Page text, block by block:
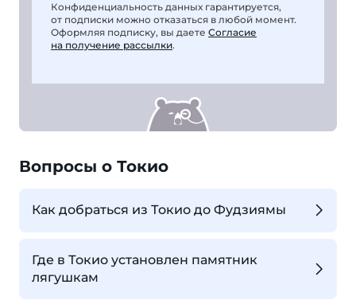
Конфиденциальность данных гарантируется,
от подписки можно отказаться в любой момент.
Оформляя подписку, вы даете Согласие
на получение рассылки.
Вопросы о Токио
Как добраться из Токио до Фудзиямы
Где в Токио установлен памятник
лягушкам